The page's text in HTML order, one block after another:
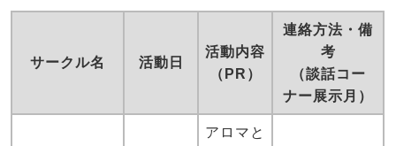
サークル名 活動日
活動内容
（PR）
連絡方法・備
考
（談話コー
ナー展示月）
アロマと